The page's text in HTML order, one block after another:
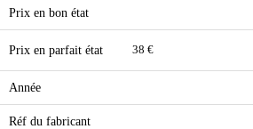
Prix en bon état
Prix en parfait état 38 €
Année
Réf du fabricant